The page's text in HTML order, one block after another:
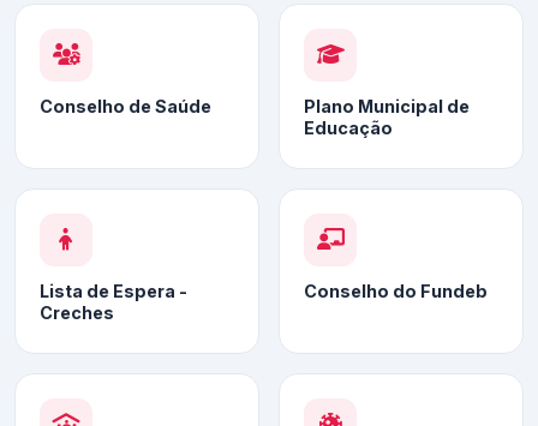
Conselho de Saúde
Plano Municipal de
Educação
Lista de Espera -
Creches
Conselho do Fundeb